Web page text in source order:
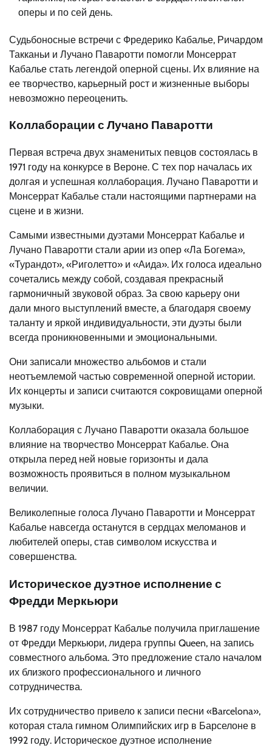
оперы и по сей день.
Судьбоносные встречи с Фредерико Кабалье, Ричардом
Такканьи и Лучано Паваротти помогли Монсеррат
Кабалье стать легендой оперной сцены. Их влияние на
ее творчество, карьерный рост и жизненные выборы
невозможно переоценить.
Коллаборации с Лучано Паваротти
Первая встреча двух знаменитых певцов состоялась в
1971 году на конкурсе в Вероне. С тех пор началась их
долгая и успешная коллаборация. Лучано Паваротти и
Монсеррат Кабалье стали настоящими партнерами на
сцене и в жизни.
Самыми известными дуэтами Монсеррат Кабалье и
Лучано Паваротти стали арии из опер «Ла Богема»,
«Турандот», «Риголетто» и «Аида». Их голоса идеально
сочетались между собой, создавая прекрасный
гармоничный звуковой образ. За свою карьеру они
дали много выступлений вместе, а благодаря своему
таланту и яркой индивидуальности, эти дуэты были
всегда проникновенными и эмоциональными.
Они записали множество альбомов и стали
неотъемлемой частью современной оперной истории.
Их концерты и записи считаются сокровищами оперной
музыки.
Коллаборация с Лучано Паваротти оказала большое
влияние на творчество Монсеррат Кабалье. Она
открыла перед ней новые горизонты и дала
возможность проявиться в полном музыкальном
величии.
Великолепные голоса Лучано Паваротти и Монсеррат
Кабалье навсегда останутся в сердцах меломанов и
любителей оперы, став символом искусства и
совершенства.
Историческое дуэтное исполнение с
Фредди Меркьюри
В 1987 году Монсеррат Кабалье получила приглашение
от Фредди Меркьюри, лидера группы Queen, на запись
совместного альбома. Это предложение стало началом
их близкого профессионального и личного
сотрудничества.
Их сотрудничество привело к записи песни «Barcelona»,
которая стала гимном Олимпийских игр в Барселоне в
1992 году. Историческое дуэтное исполнение